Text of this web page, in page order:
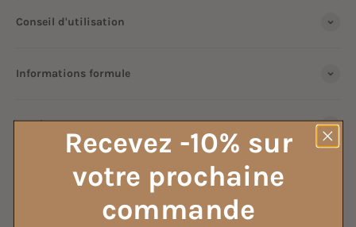
Conseil d'utilisation
Informations formule
Ingrédients
TOUS NOS VINAIGRES MÉNAGERS
Recevez -10% sur
votre prochaine
commande